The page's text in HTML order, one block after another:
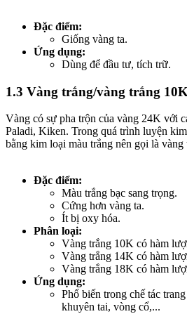
Đặc điểm:
Giống vàng ta.
Ứng dụng:
Dùng để đầu tư, tích trữ.
1.3 Vàng trắng/vàng trắng
Vàng có sự pha trộn của vàng 24K với
Paladi, Kiken. Trong quá trình luyện
bằng kim loại màu trắng nên gọi là vàng
Đặc điểm:
Màu trắng bạc sang trọng.
Cứng hơn vàng ta.
Ít bị oxy hóa.
Phân loại:
Vàng trắng 10K có hàm
Vàng trắng 14K có hàm
Vàng trắng 18K có hàm
Ứng dụng:
Phổ biến trong chế tác
khuyên tai, vòng cổ,...